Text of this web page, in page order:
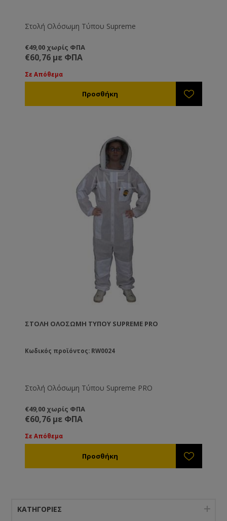
Στολή Ολόσωμη Τύπου Supreme
€49,00 χωρίς ΦΠΑ
€60,76 με ΦΠΑ
Σε Απόθεμα
ΣΤΟΛΉ ΟΛΌΣΩΜΗ ΤΎΠΟΥ SUPREME PRO
Κωδικός προϊόντος: RW0024
Στολή Ολόσωμη Τύπου Supreme PRO
€49,00 χωρίς ΦΠΑ
€60,76 με ΦΠΑ
Σε Απόθεμα
ΚΑΤΗΓΟΡΊΕΣ